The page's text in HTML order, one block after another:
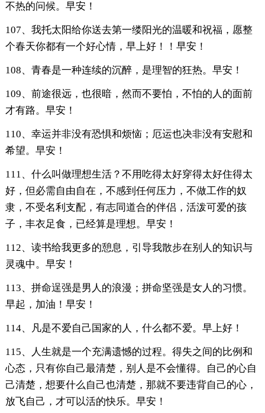
不热的问候。早安！
107、我托太阳给你送去第一缕阳光的温暖和祝福，愿整
个春天你都有一个好心情，早上好！！早安！
108、青春是一种连续的沉醉，是理智的狂热。早安！
109、前途很远，也很暗，然而不要怕，不怕的人的面前
才有路。早安！
110、幸运并非没有恐惧和烦恼；厄运也决非没有安慰和
希望。早安！
111、什么叫做理想生活？不用吃得太好穿得太好住得太
好，但必需自由自在，不感到任何压力，不做工作的奴
隶，不受名利支配，有志同道合的伴侣，活泼可爱的孩
子，丰衣足食，已经算是理想。早安！
112、读书给我更多的憩息，引导我散步在别人的知识与
灵魂中。早安！
113、拼命逞强是男人的浪漫；拼命坚强是女人的习惯。
早起，加油！早安！
114、凡是不爱自己国家的人，什么都不爱。早上好！
115、人生就是一个充满遗憾的过程。得失之间的比例和
心态，只有你自己最清楚，别人是不会懂得。自己的心自
己清楚，想要什么自己也清楚，那就不要违背自己的心，
放飞自己，才可以活的快乐。早安！